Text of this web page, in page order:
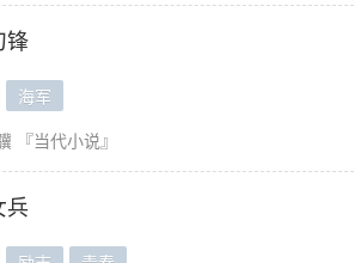
锋
海军
『当代小说』
兵